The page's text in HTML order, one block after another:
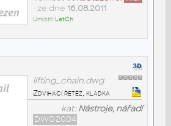
• ze dne 16.08.2011
Umístil: LatCh
lifting_chain.dwg
Zdvihací řetěz, kladka
kat:Nástroje, nářadí
DWG2004